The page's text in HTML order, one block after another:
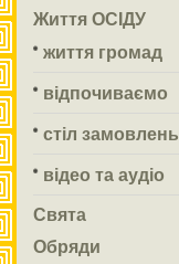
Життя ОСІДУ
життя громад
відпочиваємо
стіл замовлень
відео та аудіо
Свята
Обряди